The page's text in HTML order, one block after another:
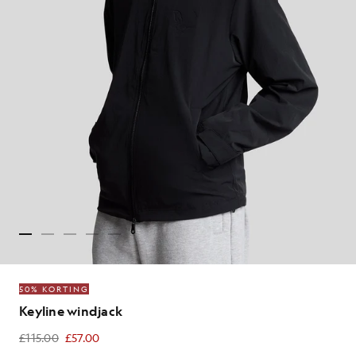
50% KORTING
Keyline windjack
£115.00 £57.00
£57.00